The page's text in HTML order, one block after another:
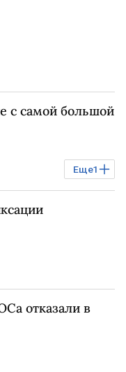
с самой большой
Еще1
отказали в